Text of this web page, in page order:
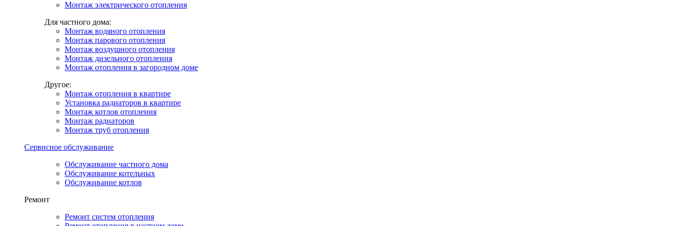
Монтаж электрического отопления
Для частного дома:
Монтаж водяного отопления
Монтаж парового отопления
Монтаж воздушного отопления
Монтаж дизельного отопления
Монтаж отопления в загородном доме
Другое:
Монтаж отопления в квартире
Установка радиаторов в квартире
Монтаж котлов отопления
Монтаж радиаторов
Монтаж труб отопления
Сервисное обслуживание
Обслуживание частного дома
Обслуживание котельных
Обслуживание котлов
Ремонт
Ремонт систем отопления